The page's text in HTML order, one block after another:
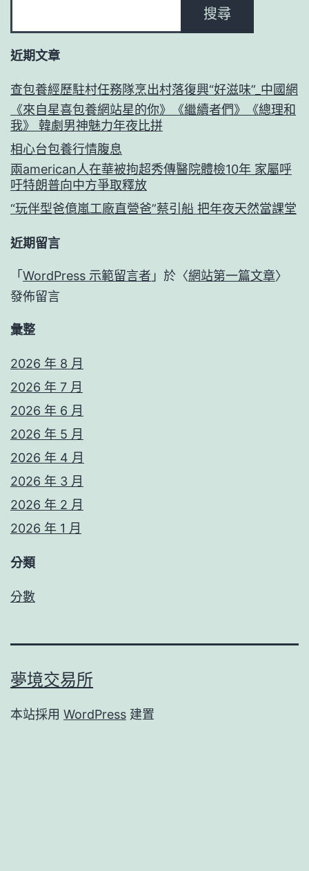
搜尋
近期文章
查包養經歷駐村任務隊烹出村落復興“好滋味”_中國網
《來自星喜包養網站星的你》《繼續者們》《總理和
我》 韓劇男神魅力年夜比拼
相心台包養行情腹息
兩american人在華被拘超秀傳醫院體檢10年 家屬呼
吁特朗普向中方爭取釋放
“玩伴型爸億嵐工廠直營爸”蔡引船 把年夜天然當課堂
近期留言
「WordPress 示範留言者 」於〈網站第一篇文章〉
發佈留言
彙整
2026 年 8 月
2026 年 7 月
2026 年 6 月
2026 年 5 月
2026 年 4 月
2026 年 3 月
2026 年 2 月
2026 年 1 月
分類
分數
夢境交易所
本站採用 WordPress 建置